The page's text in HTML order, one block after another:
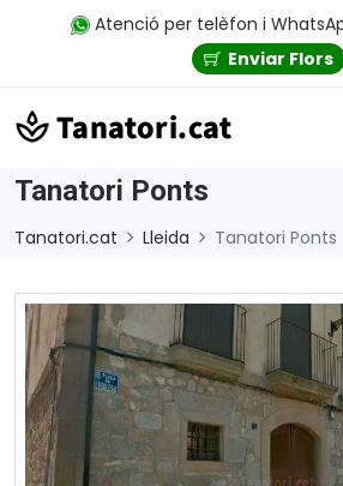
Atenció per telèfon i
Enviar Flors
Tanatori Ponts
Tanatori.cat Lleida Tanatori Ponts